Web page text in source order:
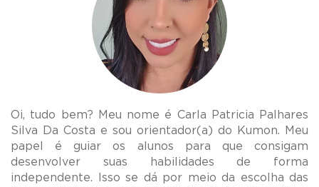
Oi, tudo bem? Meu nome é Carla Patricia Palhares
Silva Da Costa e sou orientador(a) do Kumon. Meu
papel é guiar os alunos para que consigam
desenvolver suas habilidades de forma
independente. Isso se dá por meio da escolha das